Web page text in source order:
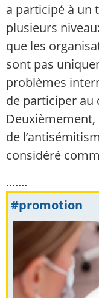
a participé à un
plusieurs
que les
sont pas
problèmes
de participer au
de
considéré
.......
#promotion